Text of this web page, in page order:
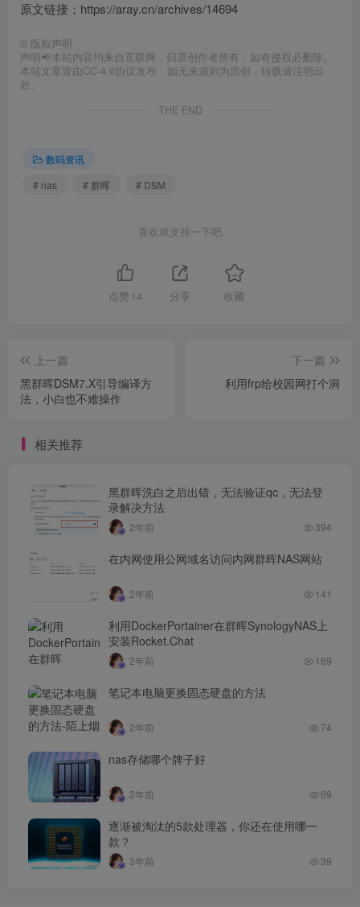
原文链接：https://aray.cn/archives/14694
© 版权声明
声明📢本站内容均来自互联网，归原创作者所有，如有侵权必删除。
本站文章皆由CC-4.0协议发布，如无来源则为原创，转载请注明出
处。
THE END
数码资讯
# nas
# 群晖 # DSM
喜欢就支持一下吧
点赞 14 分享 收藏
上一篇
黑群晖DSM7.X引导编译方
法，小白也不难操作
下一篇
利用frp给校园网打个洞
相关推荐
黑群晖洗白之后出错，无法验证qc，无法登
录解决方法
2年前 394
在内网使用公网域名访问内网群晖NAS网站
2年前 141
利用DockerPortainer在群晖SynologyNAS上
安装Rocket.Chat
2年前 169
笔记本电脑更换固态硬盘的方法
2年前 74
nas存储哪个牌子好
2年前 69
逐渐被淘汰的5款处理器，你还在使用哪一
款？
3年前 39